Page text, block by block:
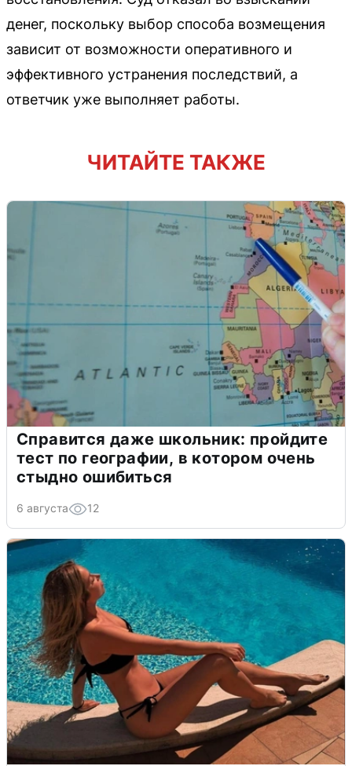
денег, поскольку выбор способа возмещения
зависит от возможности оперативного и
эффективного устранения последствий, а
ответчик уже выполняет работы.
ЧИТАЙТЕ ТАКЖЕ
Справится даже школьник: пройдите
тест по географии, в котором очень
стыдно ошибиться
6 августа 12